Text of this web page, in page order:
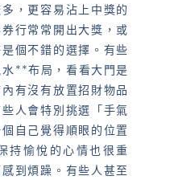
，更容易沾上中獎的
行常常開出大獎，或
個不錯的選擇。有些
**布局，看看大門是
有沒有放置招財物品
人會特別挑選「手氣
自己覺得順眼的位置
持愉悅的心情也很重
到煩躁。有些人甚至